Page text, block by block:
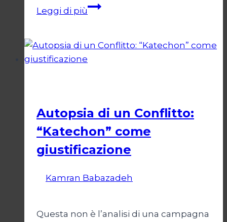
Leggi di piùGiornalisti,
da
Gaza
Autopsia di un Conflitto:
“Katechon” come
giustificazione
Kamran Babazadeh
Questa non è l’analisi di una campagna